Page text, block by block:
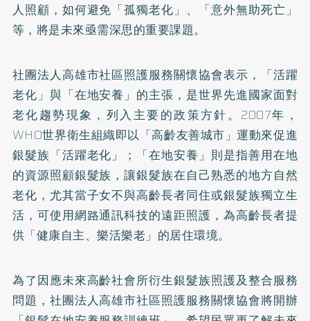
人照顧，如何避免「孤獨老化」、「意外無助死亡」
等，將是未來亟需深思的重要課題。
社團法人高雄市社區照護服務關懷協會表示，「活躍
老化」與「在地安養」的主張，是世界先進國家面對
老化趨勢現象，列入主要的政策方針。2007年，
WHO世界衛生組織即以「高齡友善城市」運動來促進
銀髮族「活躍老化」；「在地安養」則是指善用在地
的資源照顧銀髮族，讓銀髮族在自己熟悉的地方自然
老化，尤其當子女不與高齡長者同住或銀髮族獨立生
活，可使用網路通訊科技的遠距照護，為高齡長者提
供「健康自主、樂活樂老」的居住環境。
為了因應未來高齡社會所衍生銀髮族照護及整合服務
問題，社團法人高雄市社區照護服務關懷協會將開辦